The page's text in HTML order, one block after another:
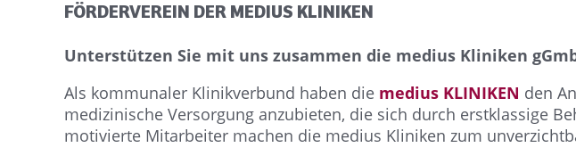
FÖRDERVEREIN DER MEDIUS KLINIKEN
Unterstützen Sie mit uns zusammen die medius Kliniken
Als kommunaler Klinikverbund haben die medius KLINIKEN den
medizinische Versorgung anzubieten, die sich durch erstklassige
motivierte Mitarbeiter machen die medius Kliniken zum